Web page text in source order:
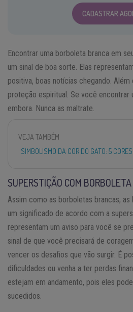
CADASTRAR
Encontrar uma borboleta branca em
um sinal de boa sorte. Elas
positiva, boas notícias chegando.
proteção espiritual. Se você encontrar
embora. Nunca as maltrate.
VEJA TAMBÉM
SIMBOLISMO DA COR DO GATO: 5
SUPERSTIÇÃO COM
Assim como as borboletas brancas,
um significado de acordo com a
representam um aviso para você se
sinal de que você precisará de
vencer os desafios que vão surgir. É
dificuldades ou venha a ter perdas
estejam em andamento, pois eles
sucedidos.